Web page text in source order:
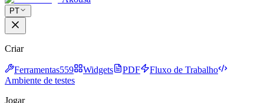
PT
Criar
Ferramentas559 Widgets PDF
Fluxo de Trabalho
Ambiente de testes
Jogar